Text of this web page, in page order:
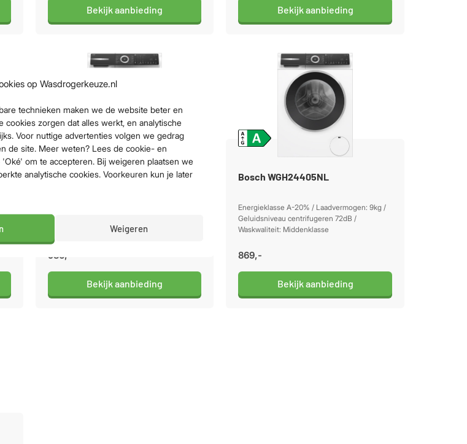
op Wasdrogerkeuze.nl
technieken maken we de website beter en
cookies zorgen dat alles werkt, en analytische
Voor nuttige advertenties volgen we gedrag
de site. Meer weten? Lees de cookie- en
'Oké' om te accepteren. Bij weigeren plaatsen we
analytische cookies. Voorkeuren kun je later
Weigeren
Bekijk aanbieding Bekijk aanbieding
Bosch WGH244A7NL
Geluidsniveau centrifugeren 70dB /
Waskwaliteit: Topklasse
986,-
Bekijk aanbieding
Bosch WGH24405NL
Energieklasse A-20% / Laadvermogen: 9kg /
Geluidsniveau centrifugeren 72dB /
Waskwaliteit: Middenklasse
869,-
Bekijk aanbieding